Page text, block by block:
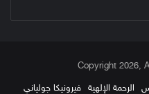
الرحمة الإلهية فيرونيكا جولياني